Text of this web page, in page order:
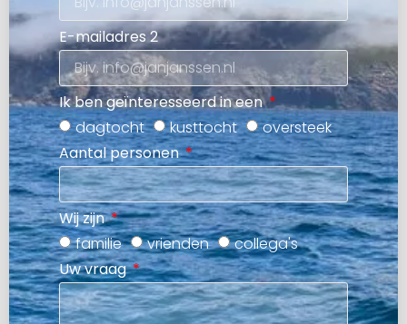
E-mailadres 2
Ik ben geïnteresseerd in een
dagtocht
kusttocht
oversteek
Aantal personen
Wij zijn
familie
vrienden
collega's
Uw vraag